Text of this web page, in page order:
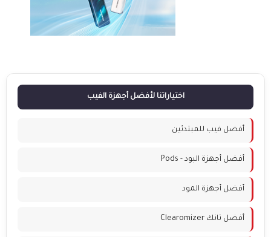
اختياراتنا لأفضل أجهزة الفيب
أفضل فيب للمبتدئين
أفضل أجهزة البود - Pods
أفضل أجهزة المود
أفضل تانك Clearomizer